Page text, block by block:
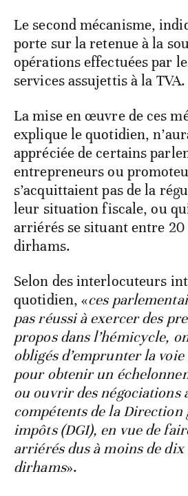
Le second mécanisme,
porte sur la retenue à la
opérations effectuées par
services assujettis à la TVA.
La mise en œuvre de ces
explique le quotidien,
appréciée de certains
entrepreneurs ou
s’acquittaient pas de la
leur situation fiscale, ou
arriérés se situant entre
dirhams.
Selon des interlocuteurs
quotidien, «ces
pas réussi à exercer des
propos dans l’hémicycle,
obligés d’emprunter la
pour obtenir un
ou ouvrir des négociations
compétents de la Direction
impôts (DGI), en vue de
arriérés dus à moins de
dirhams».